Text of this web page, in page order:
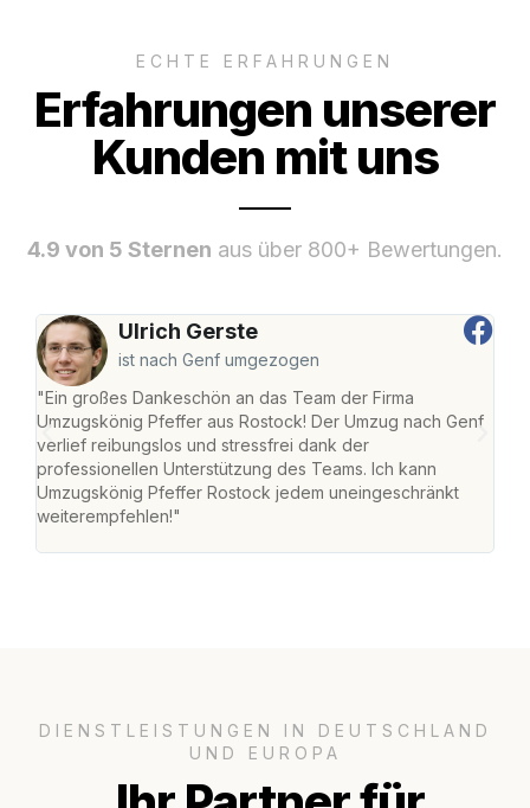
ECHTE ERFAHRUNGEN
Erfahrungen unserer
Kunden mit uns
4.9 von 5 Sternen aus über 800+ Bewertungen.
Ulrich Gerste
ist nach Genf umgezogen
"Ein großes Dankeschön an das Team der Firma
Umzugskönig Pfeffer aus Rostock! Der Umzug nach Genf
verlief reibungslos und stressfrei dank der
professionellen Unterstützung des Teams. Ich kann
Umzugskönig Pfeffer Rostock jedem uneingeschränkt
weiterempfehlen!"
DIENSTLEISTUNGEN IN DEUTSCHLAND
UND EUROPA